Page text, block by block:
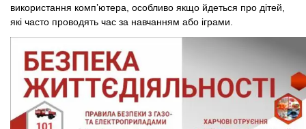
використання комп’ютера, особливо якщо йдеться про дітей,
які часто проводять час за навчанням або іграми.